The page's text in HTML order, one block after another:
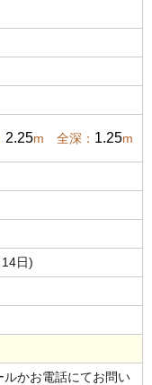
2.25m 全深： 1.25m
日)
ルかお電話にてお問い